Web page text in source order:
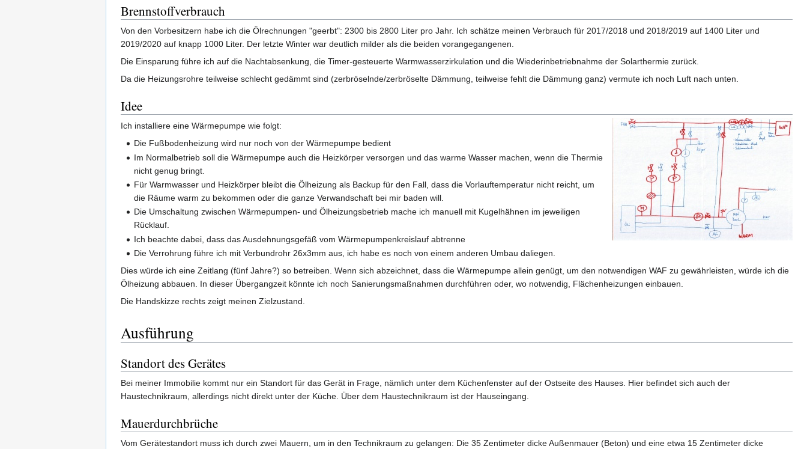
Brennstoffverbrauch
Von den Vorbesitzern habe ich die Ölrechnungen "geerbt": 2300 bis 2800 Liter pro Jahr. Ich schätze meinen Verbrauch für 2017/2018 und 2018/2019 auf 1400 Liter und
2019/2020 auf knapp 1000 Liter. Der letzte Winter war deutlich milder als die beiden vorangegangenen.
Die Einsparung führe ich auf die Nachtabsenkung, die Timer-gesteuerte Warmwasserzirkulation und die Wiederinbetriebnahme der Solarthermie zurück.
Da die Heizungsrohre teilweise schlecht gedämmt sind (zerbröselnde/zerbröselte Dämmung, teilweise fehlt die Dämmung ganz) vermute ich noch Luft nach unten.
Idee
Ich installiere eine Wärmepumpe wie folgt:
Die Fußbodenheizung wird nur noch von der Wärmepumpe bedient
Im Normalbetrieb soll die Wärmepumpe auch die Heizkörper versorgen und das warme Wasser machen, wenn die Thermie
nicht genug bringt.
Für Warmwasser und Heizkörper bleibt die Ölheizung als Backup für den Fall, dass die Vorlauftemperatur nicht reicht, um
die Räume warm zu bekommen oder die ganze Verwandschaft bei mir baden will.
Die Umschaltung zwischen Wärmepumpen- und Ölheizungsbetrieb mache ich manuell mit Kugelhähnen im jeweiligen
Rücklauf.
Ich beachte dabei, dass das Ausdehnungsgefäß vom Wärmepumpenkreislauf abtrenne
Die Verrohrung führe ich mit Verbundrohr 26x3mm aus, ich habe es noch von einem anderen Umbau daliegen.
Dies würde ich eine Zeitlang (fünf Jahre?) so betreiben. Wenn sich abzeichnet, dass die Wärmepumpe allein genügt, um den notwendigen WAF zu gewährleisten, würde ich die
Ölheizung abbauen. In dieser Übergangzeit könnte ich noch Sanierungsmaßnahmen durchführen oder, wo notwendig, Flächenheizungen einbauen.
Die Handskizze rechts zeigt meinen Zielzustand.
Ausführung
Standort des Gerätes
Bei meiner Immobilie kommt nur ein Standort für das Gerät in Frage, nämlich unter dem Küchenfenster auf der Ostseite des Hauses. Hier befindet sich auch der
Haustechnikraum, allerdings nicht direkt unter der Küche. Über dem Haustechnikraum ist der Hauseingang.
Mauerdurchbrüche
Vom Gerätestandort muss ich durch zwei Mauern, um in den Technikraum zu gelangen: Die 35 Zentimeter dicke Außenmauer (Beton) und eine etwa 15 Zentimeter dicke